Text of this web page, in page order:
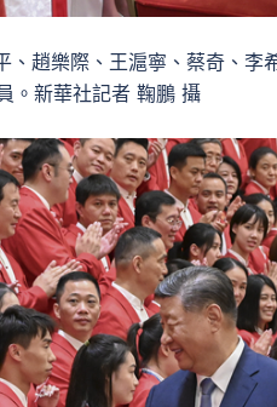
趙樂際、王滬寧、蔡奇、
。新華社記者 鞠鵬 攝